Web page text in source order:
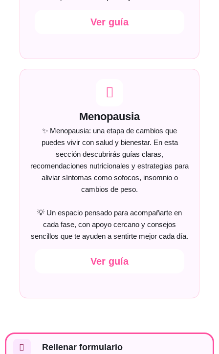
Ver guía
Menopausia
✨ Menopausia: una etapa de cambios que
puedes vivir con salud y bienestar. En esta
sección descubrirás guías claras,
recomendaciones nutricionales y estrategias para
aliviar síntomas como sofocos, insomnio o
cambios de peso.
💡 Un espacio pensado para acompañarte en
cada fase, con apoyo cercano y consejos
sencillos que te ayuden a sentirte mejor cada día.
Ver guía
Rellenar formulario